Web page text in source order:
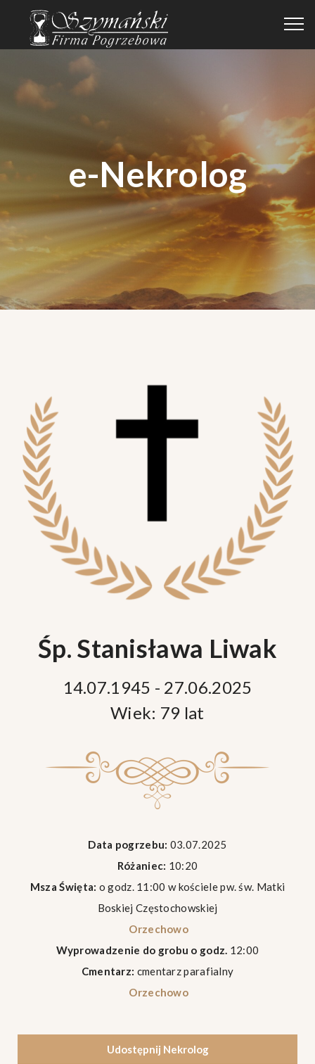
e-Nekrolog
Śp. Stanisława Liwak
14.07.1945 - 27.06.2025
Wiek: 79 lat
Data pogrzebu: 03.07.2025
Różaniec: 10:20
Msza Święta: o godz. 11:00 w kościele pw. św. Matki
Boskiej Częstochowskiej
Orzechowo
Wyprowadzenie do grobu o godz. 12:00
Cmentarz: cmentarz parafialny
Orzechowo
Udostępnij Nekrolog